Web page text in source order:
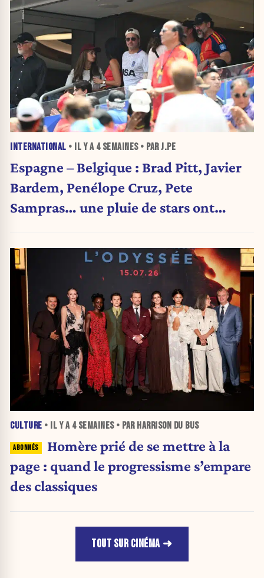
INTERNATIONAL • IL Y A 4 SEMAINES• PAR J.PE
Espagne – Belgique : Brad Pitt, Javier
Bardem, Penélope Cruz, Pete
Sampras… une pluie de stars ont
CULTURE • IL Y A 4 SEMAINES• PAR HARRISON DU BUS
Homère prié de se mettre à la
page : quand le progressisme s’empare
des classiques
TOUT SUR CINÉMA